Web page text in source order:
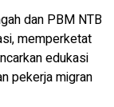
dan PBM NTB
memperketat
edukasi
pekerja migran